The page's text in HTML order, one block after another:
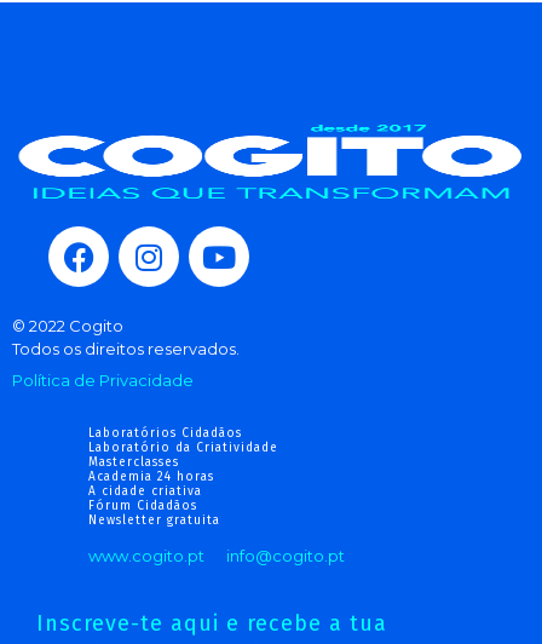
© 2022 Cogito
Todos os direitos reservados.
Política de Privacidade
Laboratórios Cidadãos
Laboratório da Criatividade
Masterclasses
Academia 24 horas
A cidade criativa
Fórum Cidadãos
Newsletter gratuita
www.cogito.pt info@cogito.pt
Inscreve-te aqui e recebe a tua